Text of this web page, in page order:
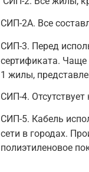
СИП-2А. Все
СИП-3. Перед
сертификата. Чаще
1 жилы,
СИП-4.
СИП-5. Кабель
сети в городах.
полиэтиленовое